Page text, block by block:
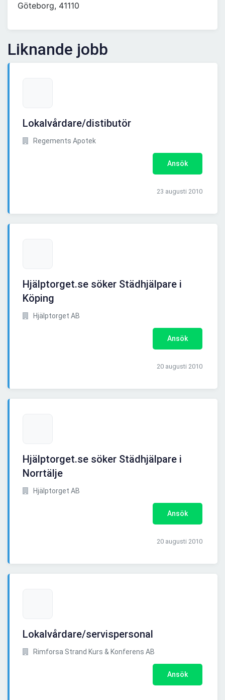
Göteborg, 41110
Liknande jobb
Lokalvårdare/distibutör
Regements Apotek
Ansök
23 augusti 2010
Hjälptorget.se söker Städhjälpare i
Köping
Hjälptorget AB
Ansök
20 augusti 2010
Hjälptorget.se söker Städhjälpare i
Norrtälje
Hjälptorget AB
Ansök
20 augusti 2010
Lokalvårdare/servispersonal
Rimforsa Strand Kurs & Konferens AB
Ansök